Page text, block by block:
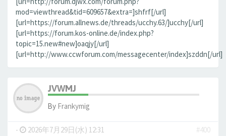
mod=viewthread&tid=609657&extra=]shfrf[/url]
[url=https://forum.allnews.de/threads/ucchy.63/]ucchy[/url]
[url=https://forum.kos-online.de/index.php?
topic=15.new#new]oaqjy[/url]
[url=http://www.ccwforum.com/messagecenter/index]szddn[/url]
JVWMJ
By Frankymig
- 2026年7月29日(水) 12:31
#400